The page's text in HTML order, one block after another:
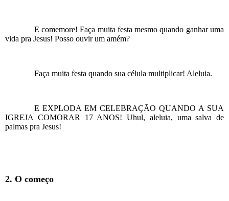
E comemore! Faça muita festa mesmo quando ganhar uma
vida pra Jesus! Posso ouvir um amém?
Faça muita festa quando sua célula multiplicar! Aleluia.
E EXPLODA EM CELEBRAÇÃO QUANDO A SUA
IGREJA COMORAR 17 ANOS! Uhul, aleluia, uma salva de
palmas pra Jesus!
2. O começo